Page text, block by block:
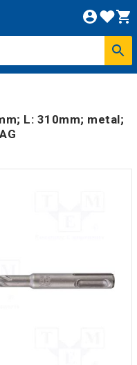
L: 310mm; metal;